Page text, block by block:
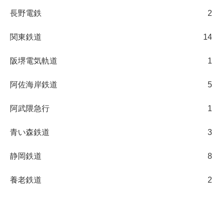
長野電鉄 2
関東鉄道 14
阪堺電気軌道 1
阿佐海岸鉄道 5
阿武隈急行 1
青い森鉄道 3
静岡鉄道 8
養老鉄道 2